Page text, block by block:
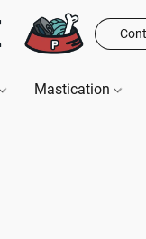
Mastication